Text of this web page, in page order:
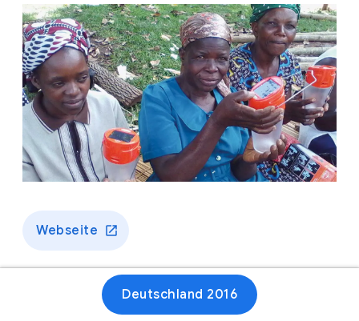
Webseite
Deutschland 2016